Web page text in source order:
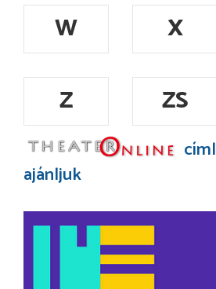
W
X
Z
ZS
ajánljuk